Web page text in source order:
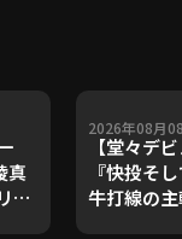
真
ー
2026年08月
【堂々デ
『快投そ
牛打線の